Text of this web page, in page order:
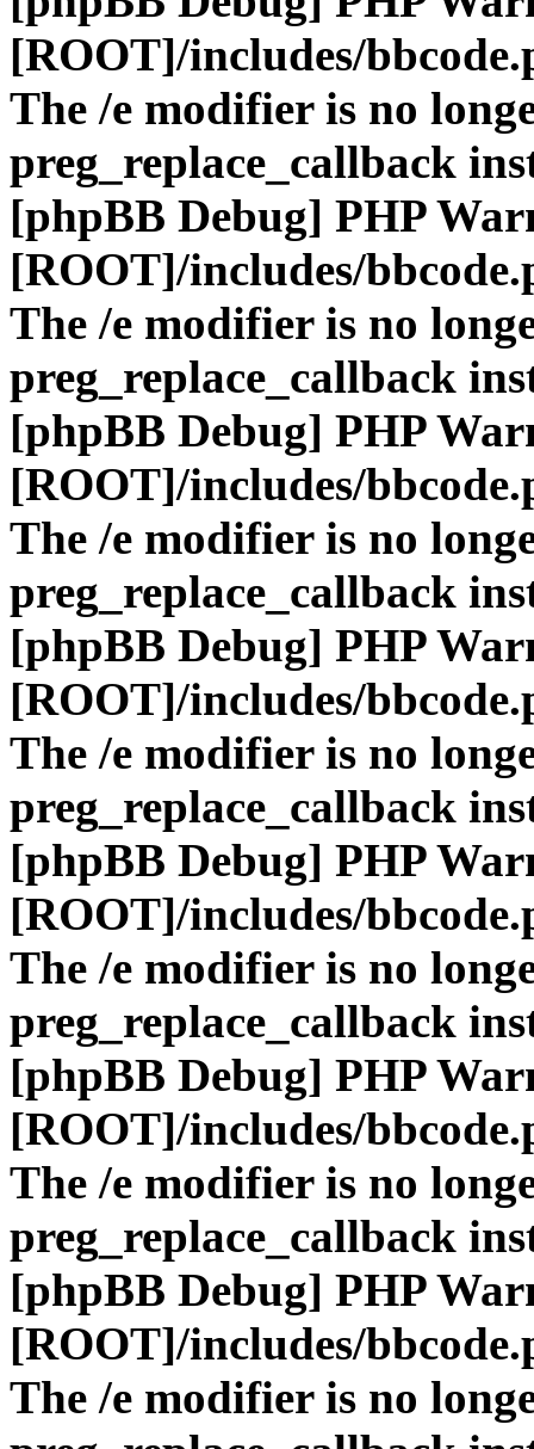
[ROOT]/includes/
The /e modifier is no
preg_replace_callback
[phpBB Debug] PHP
[ROOT]/includes/
The /e modifier is no
preg_replace_callback
[phpBB Debug] PHP
[ROOT]/includes/
The /e modifier is no
preg_replace_callback
[phpBB Debug] PHP
[ROOT]/includes/
The /e modifier is no
preg_replace_callback
[phpBB Debug] PHP
[ROOT]/includes/
The /e modifier is no
preg_replace_callback
[phpBB Debug] PHP
[ROOT]/includes/
The /e modifier is no
preg_replace_callback
[phpBB Debug] PHP
[ROOT]/includes/
The /e modifier is no